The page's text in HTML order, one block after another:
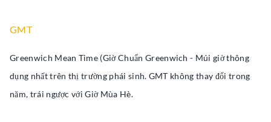
GMT
Greenwich Mean Time (Giờ Chuẩn Greenwich - Múi giờ thông
dụng nhất trên thị trường phái sinh. GMT không thay đổi trong
năm, trái ngược với Giờ Mùa Hè.